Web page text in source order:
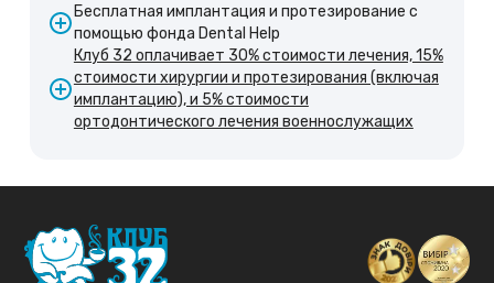
Бесплатная имплантация и протезирование с
помощью фонда Dental Help
Клуб 32 оплачивает 30% стоимости лечения, 15%
стоимости хирургии и протезирования (включая
имплантацию), и 5% стоимости
ортодонтического лечения военнослужащих